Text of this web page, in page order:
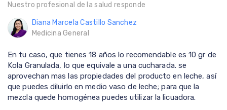
Nuestro profesional de la salud responde
Diana Marcela Castillo Sanchez
Medicina General
En tu caso, que tienes 18 años lo recomendable es 10 gr de
Kola Granulada, lo que equivale a una cucharada. se
aprovechan mas las propiedades del producto en leche, así
que puedes diluirlo en medio vaso de leche; para que la
mezcla quede homogénea puedes utilizar la licuadora.